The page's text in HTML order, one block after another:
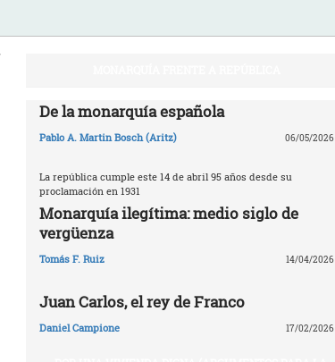
De la monarquía española
Pablo A. Martin Bosch (Aritz) 06/05/2026
La república cumple este 14 de abril 95 años desde su
proclamación en 1931
Monarquía ilegítima: medio siglo de
vergüenza
Tomás F. Ruiz 14/04/2026
Juan Carlos, el rey de Franco
Daniel Campione 17/02/2026